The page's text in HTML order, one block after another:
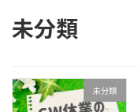
未分類
未分類